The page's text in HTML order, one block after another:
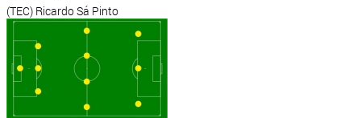
(TEC) Ricardo Sá Pinto